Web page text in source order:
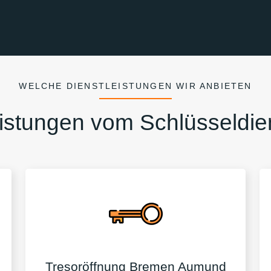
WELCHE DIENSTLEISTUNGEN WIR ANBIETEN
vom
Tresoröffnung Bremen Aumund